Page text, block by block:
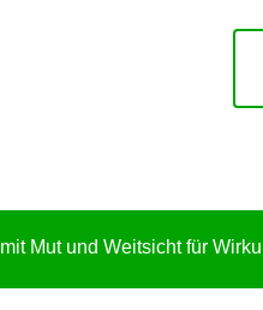
mit Mut und Weitsicht für